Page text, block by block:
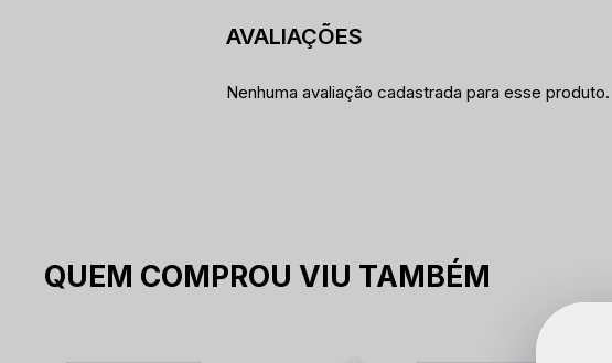
Nenhuma avaliação cadastrada para esse produto.
QUEM COMPROU VIU TAMBÉM